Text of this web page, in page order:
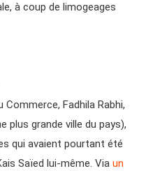
à coup de limogeages
Fadhila Rabhi,
plus grande ville du pays),
qui avaient pourtant été
Saïed lui-même. Via un